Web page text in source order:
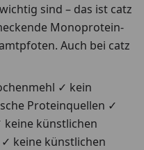
sind – das ist catz
Monoprotein-
Auch bei catz
✓ kein
Proteinquellen ✓
künstlichen
keine künstlichen